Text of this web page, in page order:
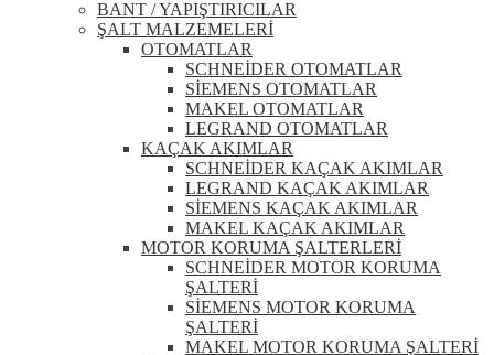
BANT / YAPIŞTIRICILAR
ŞALT MALZEMELERİ
OTOMATLAR
SCHNEİDER OTOMATLAR
SİEMENS OTOMATLAR
MAKEL OTOMATLAR
LEGRAND OTOMATLAR
KAÇAK AKIMLAR
SCHNEİDER KAÇAK AKIMLAR
LEGRAND KAÇAK AKIMLAR
SİEMENS KAÇAK AKIMLAR
MAKEL KAÇAK AKIMLAR
MOTOR KORUMA ŞALTERLERİ
SCHNEİDER MOTOR KORUMA
ŞALTERİ
SİEMENS MOTOR KORUMA
ŞALTERİ
MAKEL MOTOR KORUMA ŞALTERİ